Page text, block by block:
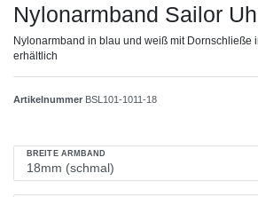
Nylonarmband Sailor
Nylonarmband in blau und weiß mit Dornschließe
erhältlich
Artikelnummer BSL101-1011-18
BREITE ARMBAND